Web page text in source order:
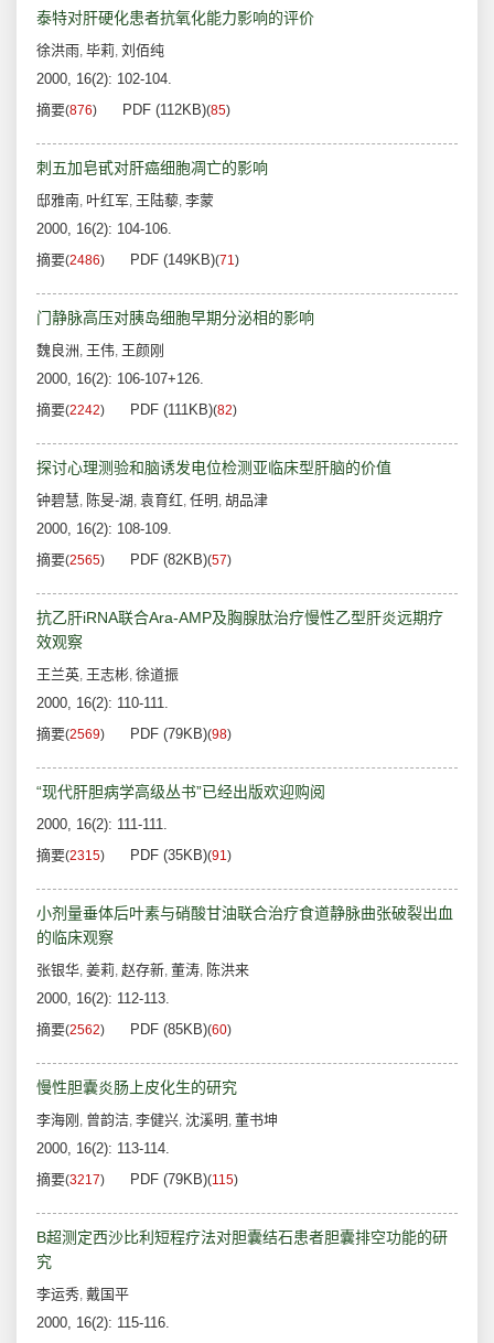
泰特对肝硬化患者抗氧化能力影响的评价
徐洪雨, 毕莉, 刘佰纯
2000, 16(2): 102-104.
摘要(876) PDF (112KB)(85)
刺五加皂甙对肝癌细胞凋亡的影响
邸雅南, 叶红军, 王陆藜, 李蒙
2000, 16(2): 104-106.
摘要(2486) PDF (149KB)(71)
门静脉高压对胰岛细胞早期分泌相的影响
魏良洲, 王伟, 王颜刚
2000, 16(2): 106-107+126.
摘要(2242) PDF (111KB)(82)
探讨心理测验和脑诱发电位检测亚临床型肝脑的价值
钟碧慧, 陈旻-湖, 袁育红, 任明 , 胡品津
2000, 16(2): 108-109.
摘要(2565) PDF (82KB)(57)
抗乙肝iRNA联合Ara-AMP及胸腺肽治疗慢性乙型肝炎远期疗
效观察
王兰英, 王志彬, 徐道振
2000, 16(2): 110-111.
摘要(2569) PDF (79KB)(98)
“现代肝胆病学高级丛书”已经出版欢迎购阅
2000, 16(2): 111-111.
摘要(2315) PDF (35KB)(91)
小剂量垂体后叶素与硝酸甘油联合治疗食道静脉曲张破裂出血
的临床观察
张银华, 姜莉, 赵存新, 董涛, 陈洪来
2000, 16(2): 112-113.
摘要(2562) PDF (85KB)(60)
慢性胆囊炎肠上皮化生的研究
李海刚 , 曾韵洁, 李健兴, 沈溪明 , 董书坤
2000, 16(2): 113-114.
摘要(3217) PDF (79KB)(115)
B超测定西沙比利短程疗法对胆囊结石患者胆囊排空功能的研
究
李运秀, 戴国平
2000, 16(2): 115-116.